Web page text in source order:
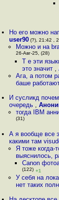
Но его можно
user90 (?), 21:42 ,
Можно и на
26-Авг-25, (28)
Т е эти
это значит ,
Ага, а потом
баше
И сусликд
очередь ,
тогда IBM
(31)
А я вообще все
какими там
Я тоже когда-
выяснилось,
Canon
(122) +1
У себя на
нет таких